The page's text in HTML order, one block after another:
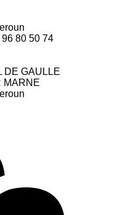
80 50 74
DE GAULLE
MARNE